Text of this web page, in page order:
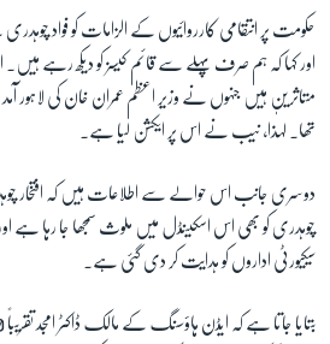
حکومت پر انتقامی کارروائیوں کے الزامات کو فواد
اور کہا کہ ہم صرف پہلے سے قائم کیسز کو دیکھ رہے
متاثرین ہیں جنہوں نے وزیر اعظم عمران خان کی لاہور
تھا۔ لہٰذا، نیب نے اس پر ایکشن لیا ہے۔
دوسری جانب اس حوالے سے اطلاعات ہیں کہ افتخار
چوہدری کو بھی اس اسکینڈل میں ملوث سمجھا جا رہا ہے
سیکیورٹی اداروں کو ہدایت کر دی گئی ہے۔